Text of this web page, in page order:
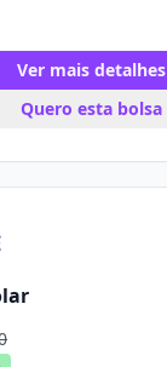
Ver mais detalhes
Quero esta bolsa